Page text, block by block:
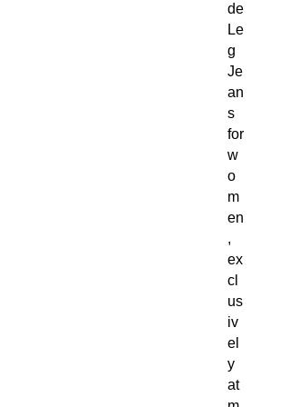
de
Le
g
Je
an
s
for
w
o
m
en
,
ex
cl
us
iv
el
y
at